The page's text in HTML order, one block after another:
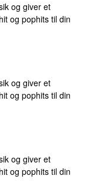
og giver et
og pophits til din
og giver et
og pophits til din
og giver et
og pophits til din